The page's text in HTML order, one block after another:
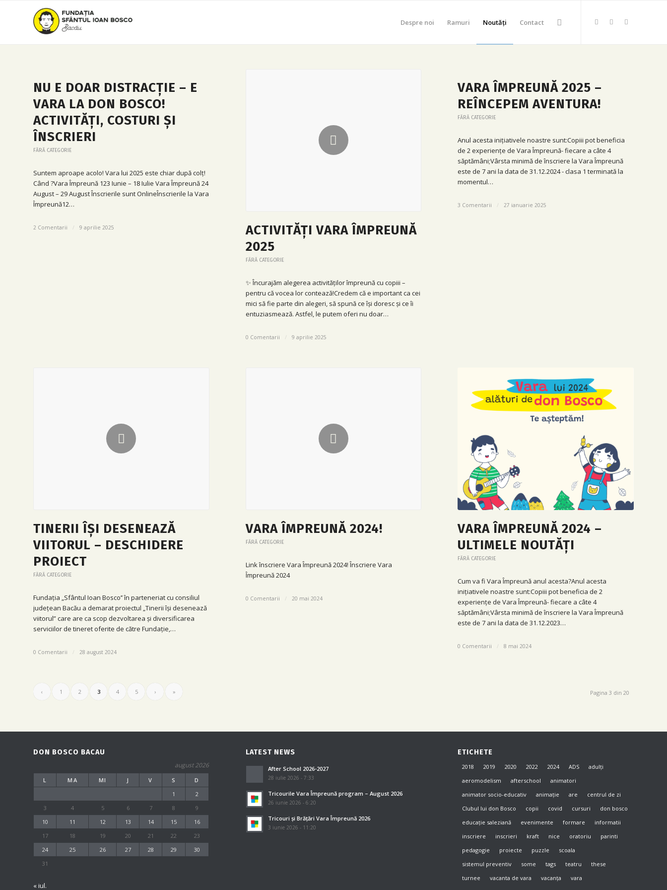
Despre noi Ramuri Noutăți Contact
NU E DOAR DISTRACȚIE – E
VARA LA DON BOSCO!
ACTIVITĂȚI, COSTURI ȘI
ÎNSCRIERI
FĂRĂ CATEGORIE
Suntem aproape acolo! Vara lui 2025 este chiar după colț!
Când ?Vara Împreună 123 Iunie – 18 Iulie Vara Împreună 24
August – 29 August Înscrierile sunt OnlineÎnscrierile la Vara
Împreună12…
2 Comentarii / 9 aprilie 2025
ACTIVITĂȚI VARA ÎMPREUNĂ
2025
FĂRĂ CATEGORIE
✨ Încurajăm alegerea activităților împreună cu copiii –
pentru că vocea lor contează!Credem că e important ca cei
mici să fie parte din alegeri, să spună ce își doresc și ce îi
entuziasmează. Astfel, le putem oferi nu doar…
0 Comentarii / 9 aprilie 2025
VARA ÎMPREUNĂ 2025 –
REÎNCEPEM AVENTURA!
FĂRĂ CATEGORIE
Anul acesta inițiativele noastre sunt:Copiii pot beneficia
de 2 experiențe de Vara Împreună- fiecare a câte 4
săptămâni;Vârsta minimă de înscriere la Vara Împreună
este de 7 ani la data de 31.12.2024 - clasa 1 terminată la
momentul…
3 Comentarii / 27 ianuarie 2025
TINERII ÎȘI DESENEAZĂ
VIITORUL – DESCHIDERE
PROIECT
FĂRĂ CATEGORIE
Fundația „Sfântul Ioan Bosco’’ în parteneriat cu consiliul
județean Bacău a demarat proiectul „Tinerii își desenează
viitorul” care are ca scop dezvoltarea și diversificarea
serviciilor de tineret oferite de către Fundație,…
0 Comentarii / 28 august 2024
VARA ÎMPREUNĂ 2024!
FĂRĂ CATEGORIE
Link înscriere Vara Împreună 2024! Înscriere Vara
Împreună 2024
0 Comentarii / 20 mai 2024
VARA ÎMPREUNĂ 2024 –
ULTIMELE NOUTĂȚI
FĂRĂ CATEGORIE
Cum va fi Vara Împreună anul acesta?Anul acesta
inițiativele noastre sunt:Copiii pot beneficia de 2
experiențe de Vara Împreună- fiecare a câte 4
săptămâni;Vârsta minimă de înscriere la Vara Împreună
este de 7 ani la data de 31.12.2023…
0 Comentarii / 8 mai 2024
Pagina 3 din 20
‹ 1 2 3 4 5 › »
DON BOSCO BACAU
august 2026
L MA MI J V S
D
1
2
3
4 5 6 7 8
9
10
11 12 13 14 15
16
17
18 19 20 21 22
23
24
25 26 27 28 29
30
31
« iul.
LATEST NEWS
After School 2026-2027
28 iulie 2026 - 7:33
Tricourile Vara Împreună program – August 2026
26 iunie 2026 - 6:20
Tricouri și Brățări Vara Împreună 2026
3 iunie 2026 - 11:20
ETICHETE
2018 2019 2020 2022 2024 ADS
adulți
aeromodelism
afterschool
animatori
animator socio-educativ
animație are
centrul de zi
Clubul lui don Bosco
copii covid cursuri
don bosco
educație saleziană
evenimente formare
informatii
inscriere
inscrieri kraft nice oratoriu
parinti
pedagogie
proiecte puzzle
scoala
sistemul preventiv
some tags teatru
these
turnee
vacanta de vara vacanța
vara